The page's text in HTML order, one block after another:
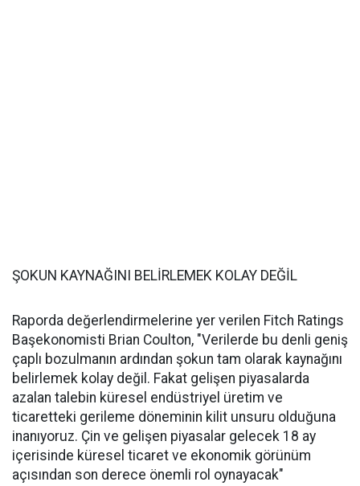
ŞOKUN KAYNAĞINI BELİRLEMEK KOLAY DEĞİL
Raporda değerlendirmelerine yer verilen Fitch Ratings
Başekonomisti Brian Coulton, "Verilerde bu denli geniş
çaplı bozulmanın ardından şokun tam olarak kaynağını
belirlemek kolay değil. Fakat gelişen piyasalarda
azalan talebin küresel endüstriyel üretim ve
ticaretteki gerileme döneminin kilit unsuru olduğuna
inanıyoruz. Çin ve gelişen piyasalar gelecek 18 ay
içerisinde küresel ticaret ve ekonomik görünüm
açısından son derece önemli rol oynayacak"